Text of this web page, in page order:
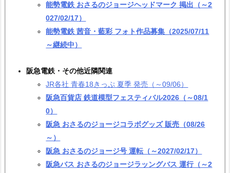
能勢電鉄 おさるのジョージヘッドマーク 掲出（～2
027/02/17）
能勢電鉄 茜音・藍彩 フォト作品募集（2025/07/11
～継続中）
阪急電鉄・その他近隣関連
JR各社 青春18きっぷ 夏季 発売（～09/06）
阪急百貨店 鉄道模型フェスティバル2026（～08/1
0）
阪急 おさるのジョージコラボグッズ 販売（08/26
～）
阪急 おさるのジョージ号 運転（～2027/02/17）
阪急バス おさるのジョージラッングバス 運行（～2